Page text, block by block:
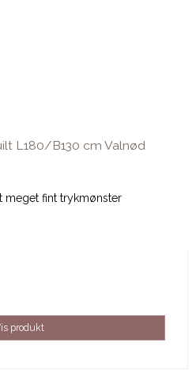
L180/B130 cm Valnød
meget fint trykmønster
produkt